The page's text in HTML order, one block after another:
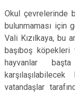
Okul çevrelerinde
bulunmaması için
Vali Kızılkaya, bu
başıboş köpekleri
hayvanlar
vatandaşlar